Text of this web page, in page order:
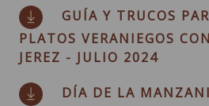
GUÍA Y TRUCOS
PLATOS VERANIEGOS
JEREZ - JULIO 2024
DÍA DE LA